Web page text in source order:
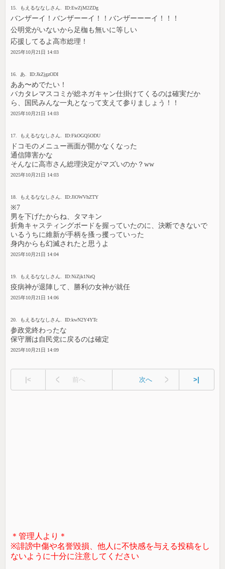
15. もえるななしさん. ID:EwZjM2ZDg
バンザーイ！バンザーーイ！！バンザーーーイ！！！
公明党がいないから足枷も無いに等しい
応援してるよ高市総理！
2025年10月21日 14:03
16. あ. ID:JkZjgzODI
ああ〜めでたい！
バカタレマスコミが総ネガキャン仕掛けてくるのは確実だか
ら、国民みんな一丸となって支えて参りましょう！！
2025年10月21日 14:03
17. もえるななしさん. ID:FkOGQ5ODU
ドコモのメニュー画面が開かなくなった
通信障害かな
そんなに高市さん総理決定がマズいのか？ww
2025年10月21日 14:03
18. もえるななしさん. ID:JlOWVhZTY
※7
男を下げたからね、タマキン
折角キャスティングボードを握っていたのに、決断できないで
いるうちに維新が手柄を搔っ攫っていった
身内からも幻滅されたと思うよ
2025年10月21日 14:04
19. もえるななしさん. ID:NiZjk1NzQ
疫病神が退陣して、勝利の女神が就任
2025年10月21日 14:06
20. もえるななしさん. ID:kwN2Y4YTc
参政党終わったな
保守層は自民党に戻るのは確定
2025年10月21日 14:09
|< 前へ 次へ >|
＊管理人より＊
※誹謗中傷や名誉毀損、他人に不快感を与える投稿をし
ないように十分に注意してください